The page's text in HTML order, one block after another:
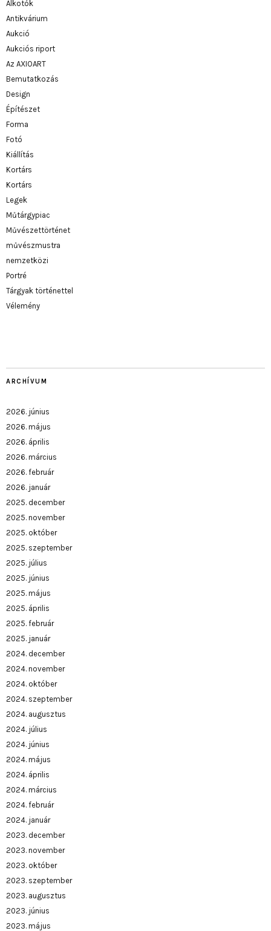
Alkotók
Antikvárium
Aukció
Aukciós riport
Az AXIOART
Bemutatkozás
Design
Építészet
Forma
Fotó
Kiállítás
Kortárs
Kortárs
Legek
Műtárgypiac
Művészettörténet
művészmustra
nemzetközi
Portré
Tárgyak történettel
Vélemény
ARCHÍVUM
2026. június
2026. május
2026. április
2026. március
2026. február
2026. január
2025. december
2025. november
2025. október
2025. szeptember
2025. július
2025. június
2025. május
2025. április
2025. február
2025. január
2024. december
2024. november
2024. október
2024. szeptember
2024. augusztus
2024. július
2024. június
2024. május
2024. április
2024. március
2024. február
2024. január
2023. december
2023. november
2023. október
2023. szeptember
2023. augusztus
2023. június
2023. május